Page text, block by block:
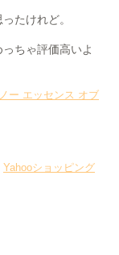
たけれど。
ちゃ評価高いよ
ー エッセンス オブ
Yahooショッピング